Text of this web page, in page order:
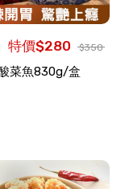
特價$280 $350
菜魚830g/盒